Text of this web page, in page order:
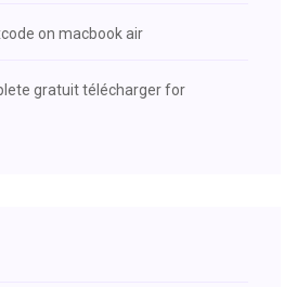
on macbook air
gratuit télécharger for